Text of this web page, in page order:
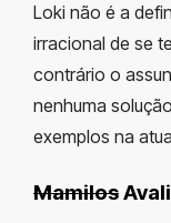
Loki não é a
irracional de se
contrário o
nenhuma
exemplos na
Mamilos